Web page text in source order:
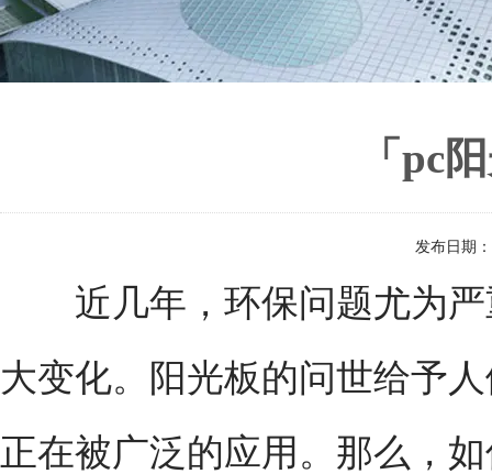
「pc
发布日期：
近几年，环保问题尤为严
大变化。阳光板的问世给予
正在被广泛的应用。那么，